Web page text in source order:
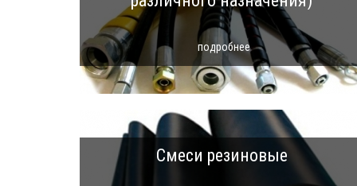
подробнее
Смеси резиновые